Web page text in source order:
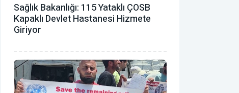
Sağlık Bakanlığı: 115 Yataklı ÇOSB
Kapaklı Devlet Hastanesi Hizmete
Giriyor